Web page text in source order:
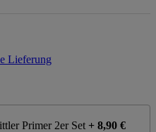
Lieferung
Primer 2er Set + 8,90 €